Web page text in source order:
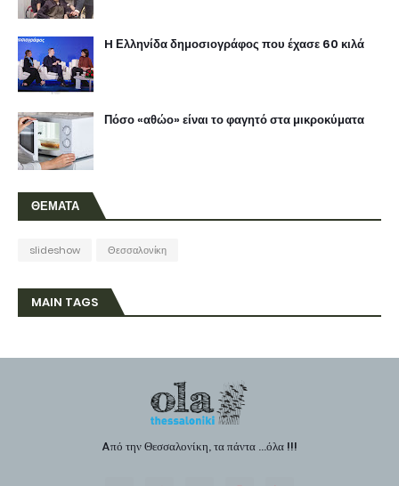
H Ελληνίδα δημοσιογράφος που έχασε 60 κιλά
Πόσο «αθώο» είναι το φαγητό στα μικροκύματα
ΘΕΜΑΤΑ
slideshow Θεσσαλονίκη
MAIN TAGS
Aπό την Θεσσαλονίκη, τα πάντα ...όλα !!!